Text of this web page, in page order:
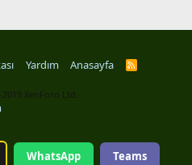
Yardım Anasayfa
R
2019 XenForo Ltd.
WhatsApp Teams